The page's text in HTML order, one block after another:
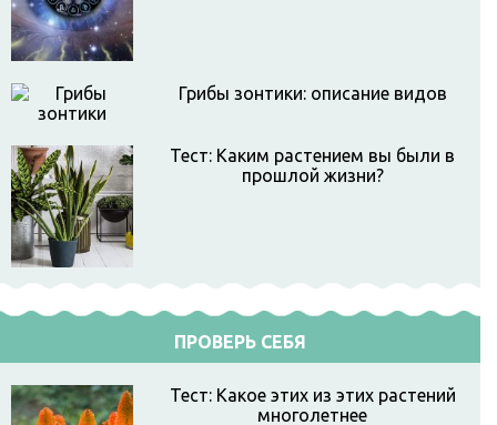
Грибы зонтики: описание видов
Тест: Каким растением вы были в
прошлой жизни?
ПРОВЕРЬ СЕБЯ
Тест: Какое этих из этих растений
многолетнее